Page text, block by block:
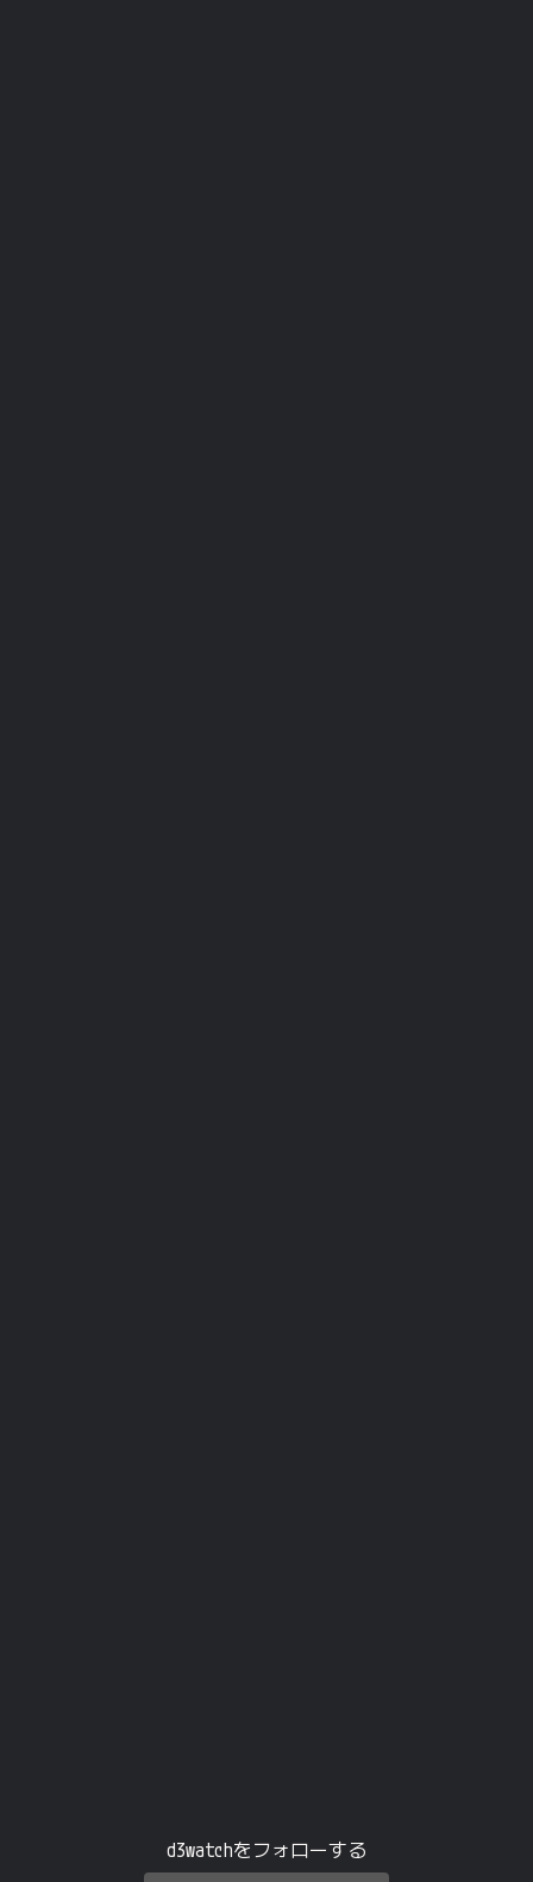
d3watchをフォローする